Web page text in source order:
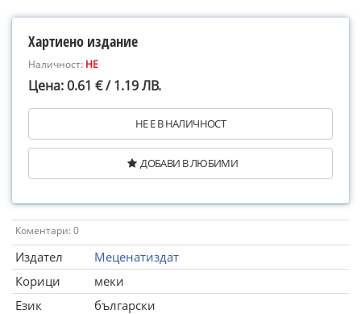
Хартиено издание
Наличност: НЕ
Цена: 0.61 € / 1.19 ЛВ.
НЕ Е В НАЛИЧНОСТ
ДОБАВИ В ЛЮБИМИ
Коментари: 0
Издател
Меценатиздат
Корици
меки
Език
български